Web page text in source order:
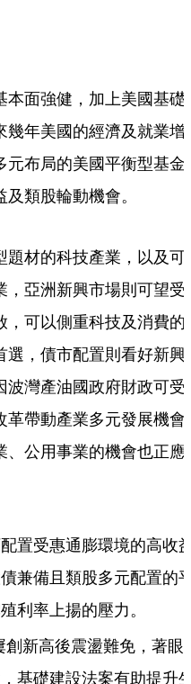
面強健，加上美國基礎
年美國的經濟及就業增
布局的美國平衡型基金
類股輪動機會。
題材的科技產業，以及可
亞洲新興市場則可望受
可以側重科技及消費的
，債市配置則看好新興
波灣產油國政府財政可受
帶動產業多元發展機會
、公用事業的機會也正應
置受惠通膨環境的高收
兼備且類股多元配置的
利率上揚的壓力。
創新高後震盪難免，著眼
基礎建設法案有助提升